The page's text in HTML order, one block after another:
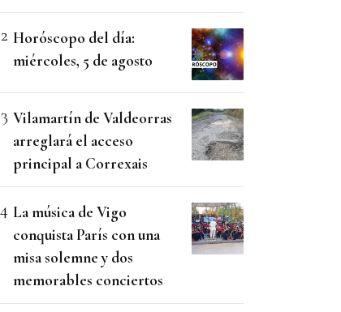
Horóscopo del día:
miércoles, 5 de agosto
Vilamartín de Valdeorras
arreglará el acceso
principal a Correxais
La música de Vigo
conquista París con una
misa solemne y dos
memorables conciertos